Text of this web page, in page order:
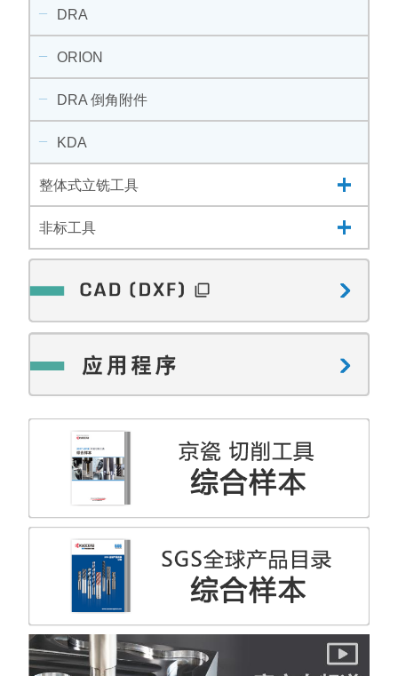
DRA
ORION
DRA 倒角附件
KDA
整体式立铣工具
非标工具